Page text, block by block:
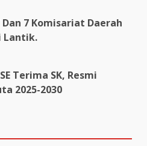
Dan 7 Komisariat Daerah
Lantik.
Terima SK, Resmi
2025-2030